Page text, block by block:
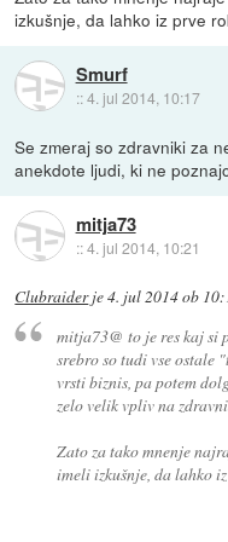
izkušnje, da lahko iz prve
Smurf
::4. jul 2014, 10:17
Se zmeraj so zdravniki za
anekdote ljudi, ki ne
mitja73
::4. jul 2014, 10:21
Clubraiderje4. jul 2014 ob
mitja73@ to je res kaj si
srebro so tudi vse ostale
vrsti biznis, pa potem
zelo velik vpliv na
Zato za tako mnenje
imeli izkušnje, da lahko